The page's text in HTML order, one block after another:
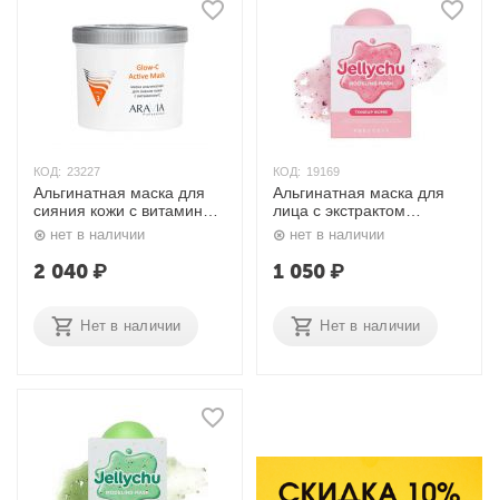
КОД: 23227
Альгинатная маска для
сияния кожи с витамином
С / Glow-C Active Mask
550 мл Aravia
нет в наличии
2 040₽
Нет в наличии
КОД: 19169
Альгинатная маска для
лица с экстрактом
жасмина и дамасской
розой Jellychu Modeling
Mask, 50 гх2 шт/5 гх2 шт.
Beausta
нет в наличии
1 050₽
Нет в наличии